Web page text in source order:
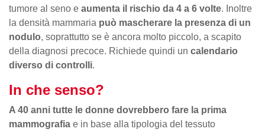
tumore al seno e aumenta il rischio da 4 a 6 volte. Inoltre
la densità mammaria può mascherare la presenza di un
nodulo, soprattutto se è ancora molto piccolo, a scapito
della diagnosi precoce. Richiede quindi un calendario
diverso di controlli.
In che senso?
A 40 anni tutte le donne dovrebbero fare la prima
mammografia e in base alla tipologia del tessuto